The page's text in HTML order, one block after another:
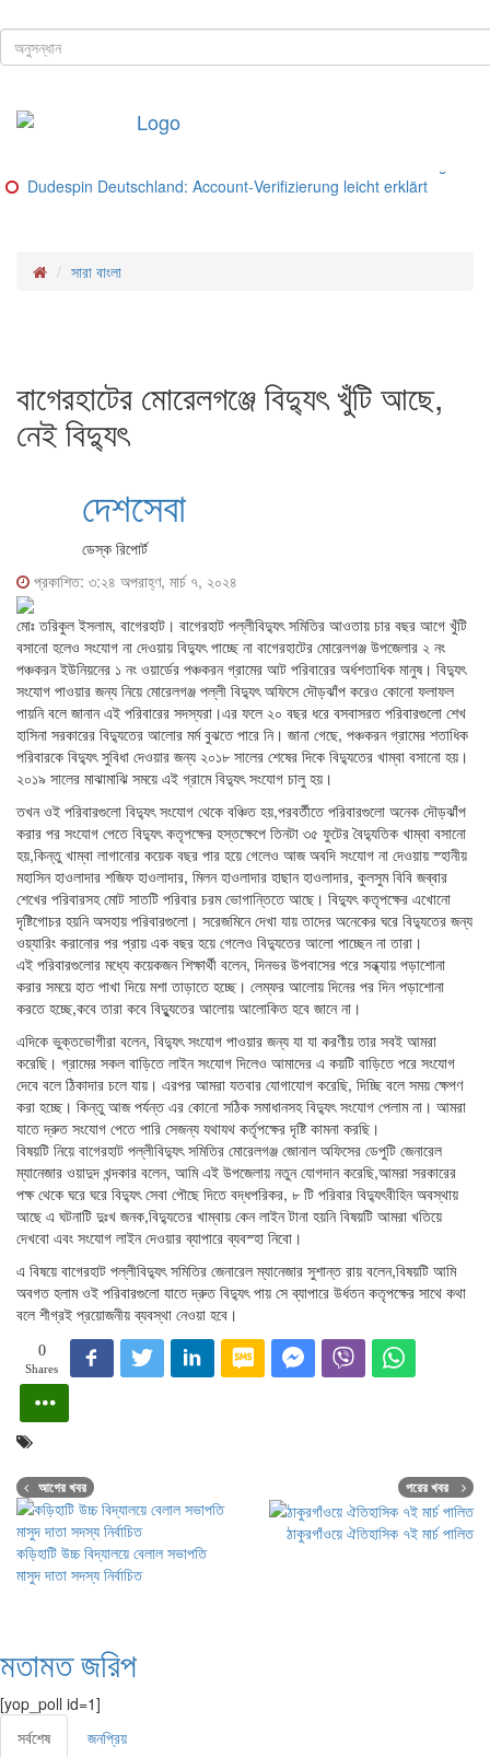
শিরোনাম
Glorion Casino – Schritte und Methoden für deutsche Spieler
Dudespin Deutschland: Account‑Verifizierung leicht erklärt
সারা বাংলা
বাগেরহাটের মোরেলগঞ্জে বিদ্যুৎ খুঁটি আছে,
নেই বিদ্যুৎ
দেশসেবা
ডেস্ক রিপোর্ট
প্রকাশিত: ৩:২৪ অপরাহ্ণ, মার্চ ৭, ২০২৪
মোঃ তরিকুল ইসলাম, বাগেরহাট। বাগেরহাট পল্লীবিদ্যুৎ সমিতির আওতায় চার বছর আগে খুঁটি
বসানো হলেও সংযোগ না দেওয়ায় বিদ্যুৎ পাচ্ছে না বাগেরহাটের মোরেলগঞ্জ উপজেলার ২ নং
পঞ্চকরন ইউনিয়নের ১ নং ওয়ার্ডের পঞ্চকরন গ্রামের আট পরিবারের অর্ধশতাধিক মানুষ। বিদ্যুৎ
সংযোগ পাওয়ার জন্য নিয়ে মোরেলগঞ্জ পল্লী বিদ্যুৎ অফিসে দৌড়ঝাঁপ করেও কোনো ফলাফল
পায়নি বলে জানান এই পরিবারের সদস্যরা।এর ফলে ২০ বছর ধরে বসবাসরত পরিবারগুলো শেখ
হাসিনা সরকারের বিদ্যুতের আলোর মর্ম বুঝতে পারে নি। জানা গেছে, পঞ্চকরন গ্রামের শতাধিক
পরিবারকে বিদ্যুৎ সুবিধা দেওয়ার জন্য ২০১৮ সালের শেষের দিকে বিদ্যুতের খাম্বা বসানো হয়।
২০১৯ সালের মাঝামাঝি সময়ে এই গ্রামে বিদ্যুৎ সংযোগ চালু হয়।
তখন ওই পরিবারগুলো বিদ্যুৎ সংযোগ থেকে বঞ্চিত হয়,পরবর্তীতে পরিবারগুলো অনেক দৌড়ঝাঁপ
করার পর সংযোগ পেতে বিদ্যুৎ কতৃপক্ষের হস্তক্ষেপে তিনটা ৩৫ ফুটের বৈদ্যুতিক খাম্বা বসানো
হয়,কিন্তু খাম্বা লাগানোর কয়েক বছর পার হয়ে গেলেও আজ অবদি সংযোগ না দেওয়ায় স্হানীয়
মহাসিন হাওলাদার শজিফ হাওলাদার, মিলন হাওলাদার হাছান হাওলাদার, কুলসুম বিবি জব্বার
শেখের পরিবারসহ মোট সাতটি পরিবার চরম ভোগান্তিতে আছে। বিদ্যুৎ কতৃপক্ষের এখোনো
দৃষ্টিগোচর হয়নি অসহায় পরিবারগুলো। সরেজমিনে দেখা যায় তাদের অনেকের ঘরে বিদ্যুতের জন্য
ওয়্যারিং করানোর পর প্রায় এক বছর হয়ে গেলেও বিদ্যুতের আলো পাচ্ছেন না তারা।
এই পরিবারগুলোর মধ্যে কয়েকজন শিক্ষার্থী বলেন, দিনভর উপবাসের পরে সন্ধ্যায় পড়াশোনা
করার সময়ে হাত পাখা দিয়ে মশা তাড়াতে হচ্ছে। লেম্ফর আলোয় দিনের পর দিন পড়াশোনা
করতে হচ্ছে,কবে তারা কবে বিদ্যুুতের আলোয় আলোকিত হবে জানে না।
এদিকে ভুক্তভোগীরা বলেন, বিদ্যুৎ সংযোগ পাওয়ার জন্য যা যা করণীয় তার সবই আমরা
করেছি। গ্রামের সকল বাড়িতে লাইন সংযোগ দিলেও আমাদের এ কয়টি বাড়িতে পরে সংযোগ
দেবে বলে ঠিকাদার চলে যায়। এরপর আমরা যতবার যোগাযোগ করেছি, দিচ্ছি বলে সময় ক্ষেপণ
করা হচ্ছে। কিন্তু আজ পর্যন্ত এর কোনো সঠিক সমাধানসহ বিদ্যুৎ সংযোগ পেলাম না। আমরা
যাতে দ্রুত সংযোগ পেতে পারি সেজন্য যথাযথ কর্তৃপক্ষের দৃষ্টি কামনা করছি।
বিষয়টি নিয়ে বাগেরহাট পল্লীবিদ্যুৎ সমিতির মোরেলগঞ্জ জোনাল অফিসের ডেপুটি জেনারেল
ম্যানেজার ওয়াদুদ খন্দকার বলেন, আমি এই উপজেলায় নতুন যোগদান করেছি,আমরা সরকারের
পক্ষ থেকে ঘরে ঘরে বিদ্যুৎ সেবা পৌছে দিতে বদ্ধপরিকর, ৮ টি পরিবার বিদ্যুৎবীহিন অবস্থায়
আছে এ ঘটনাটি দুঃখ জনক,বিদ্যুতের খাম্বায় কেন লাইন টানা হয়নি বিষয়টি আমরা খতিয়ে
দেখবো এবং সংযোগ লাইন দেওয়ার ব্যাপারে ব্যবস্হা নিবো।
এ বিষয়ে বাগেরহাট পল্লীবিদ্যুৎ সমিতির জেনারেল ম্যানেজার সুশান্ত রায় বলেন,বিষয়টি আমি
অবগত হলাম ওই পরিবারগুলো যাতে দ্রুত বিদ্যুৎ পায় সে ব্যাপারে উর্ধতন কতৃপক্ষের সাথে কথা
বলে শীগ্রই প্রয়োজনীয় ব্যবস্থা নেওয়া হবে।
0
Shares
আগের খবর
কড়িহাটি উচ্চ বিদ্যালয়ে বেলাল সভাপতি
মাসুদ দাতা সদস্য নির্বাচিত
পরের খবর
ঠাকুরগাঁওয়ে ঐতিহাসিক ৭ই মার্চ পালিত
মতামত জরিপ
[yop_poll id=1]
সর্বশেষ
জনপ্রিয়